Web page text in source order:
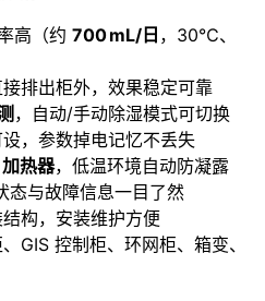
高（约 700 mL/日 ，30℃、
排出柜外，效果稳定可靠
，自动/手动除湿模式可切换
，参数掉电记忆不丢失
热器，低温环境自动防凝露
态与故障信息一目了然
构，安装维护方便
GIS 控制柜、环网柜、箱变、